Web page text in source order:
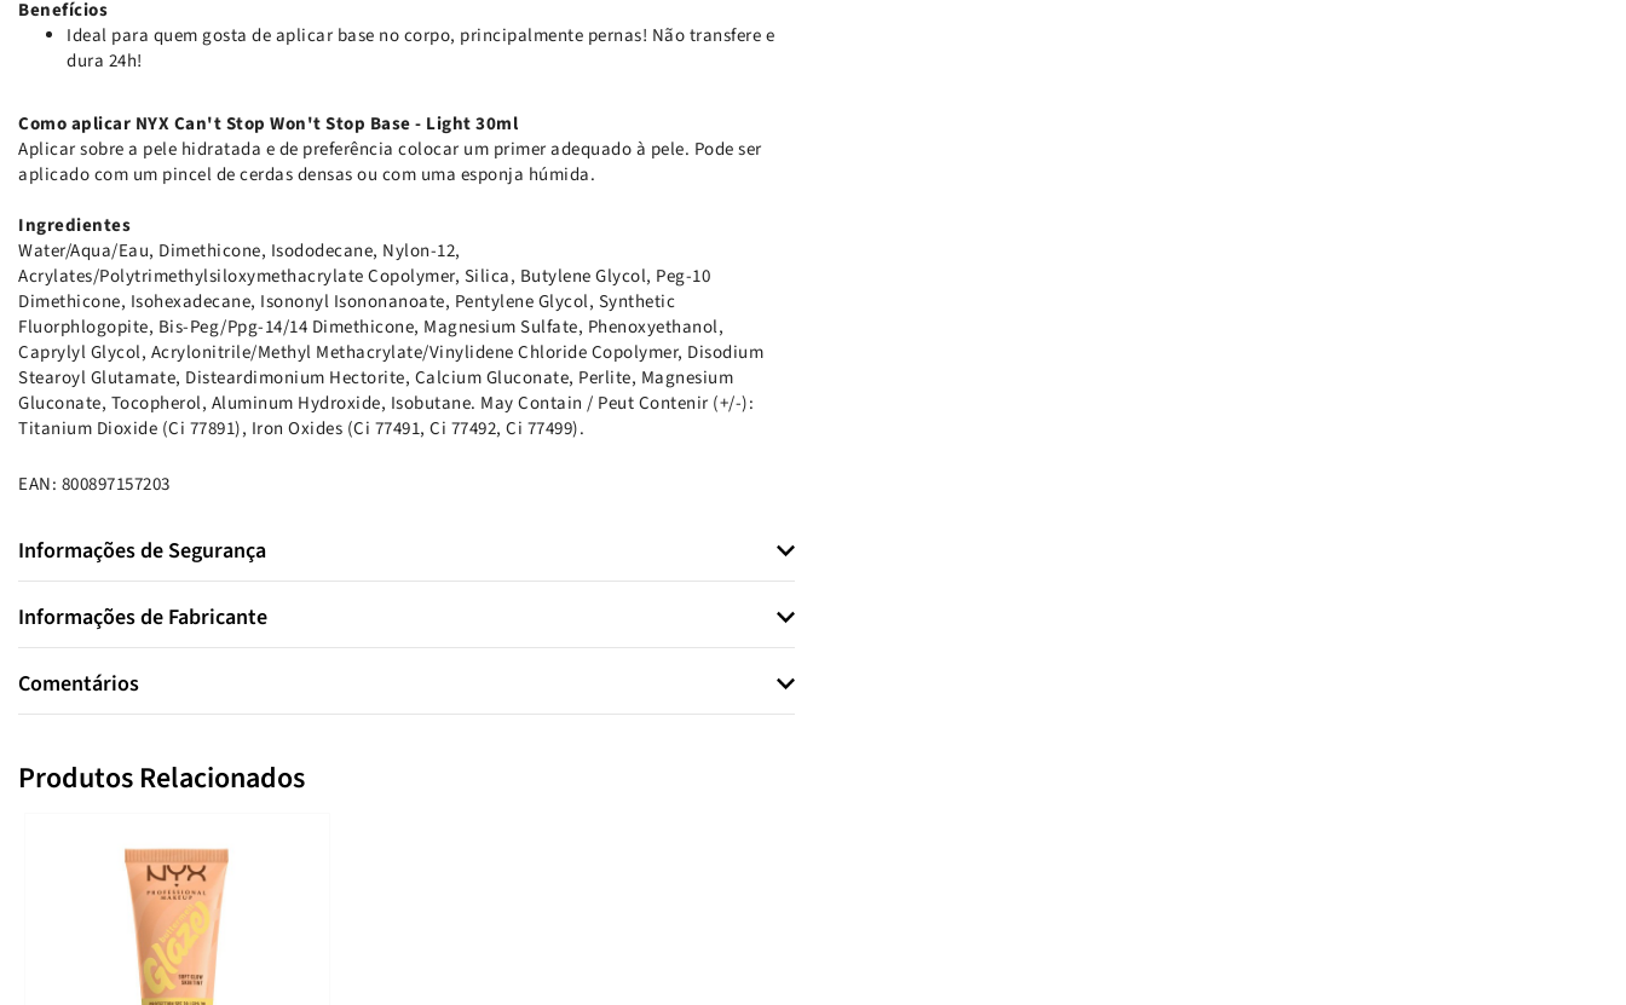
Benefícios
Ideal para quem gosta de aplicar base no corpo, principalmente pernas! Não transfere e
dura 24h!
Como aplicar NYX Can't Stop Won't Stop Base - Light 30ml
Aplicar sobre a pele hidratada e de preferência colocar um primer adequado à pele. Pode ser
aplicado com um pincel de cerdas densas ou com uma esponja húmida.
Ingredientes
Water/Aqua/Eau, Dimethicone, Isododecane, Nylon-12,
Acrylates/Polytrimethylsiloxymethacrylate Copolymer, Silica, Butylene Glycol, Peg-10
Dimethicone, Isohexadecane, Isononyl Isononanoate, Pentylene Glycol, Synthetic
Fluorphlogopite, Bis-Peg/Ppg-14/14 Dimethicone, Magnesium Sulfate, Phenoxyethanol,
Caprylyl Glycol, Acrylonitrile/Methyl Methacrylate/Vinylidene Chloride Copolymer, Disodium
Stearoyl Glutamate, Disteardimonium Hectorite, Calcium Gluconate, Perlite, Magnesium
Gluconate, Tocopherol, Aluminum Hydroxide, Isobutane. May Contain / Peut Contenir (+/-):
Titanium Dioxide (Ci 77891), Iron Oxides (Ci 77491, Ci 77492, Ci 77499).
EAN: 800897157203
Informações de Segurança
Informações de Fabricante
Comentários
Produtos Relacionados